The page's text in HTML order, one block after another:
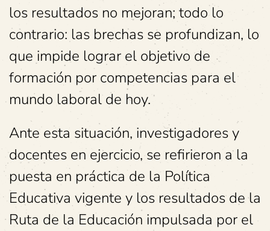
los resultados no mejoran; todo lo
contrario: las brechas se profundizan, lo
que impide lograr el objetivo de
formación por competencias para el
mundo laboral de hoy.
Ante esta situación, investigadores y
docentes en ejercicio, se refirieron a la
puesta en práctica de la Política
Educativa vigente y los resultados de la
Ruta de la Educación impulsada por el